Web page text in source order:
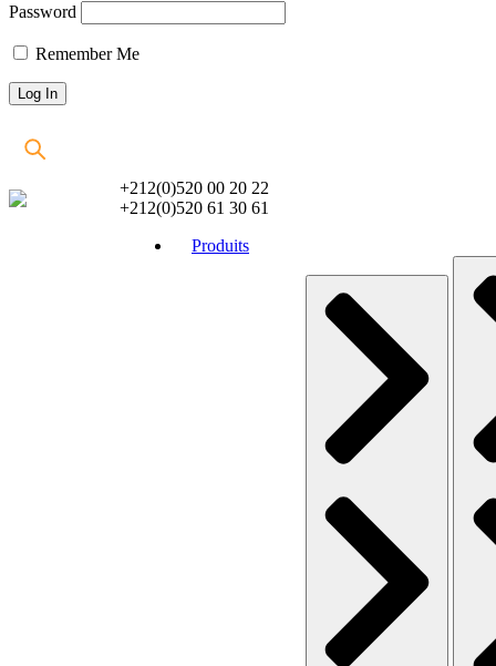
Password
Remember Me
+212(0)520 00 20 22
+212(0)520 61 30 61
Produits